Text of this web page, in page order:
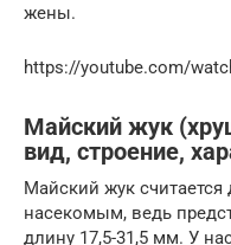
жены.
https://youtube.com/
Майский жук
вид, строение,
Майский жук
насекомым, ведь
длину 17,5-31,5 мм. У